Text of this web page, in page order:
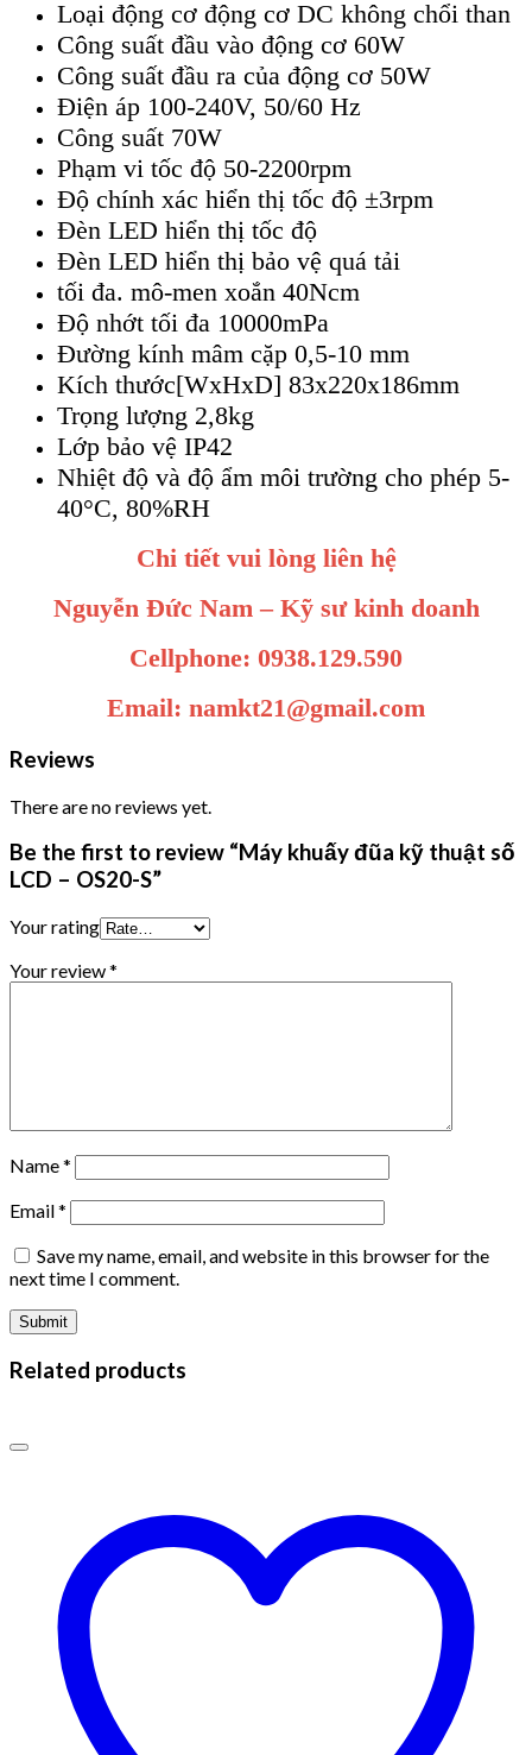
Loại động cơ động cơ DC không chổi than
Công suất đầu vào động cơ 60W
Công suất đầu ra của động cơ 50W
Điện áp 100-240V, 50/60 Hz
Công suất 70W
Phạm vi tốc độ 50-2200rpm
Độ chính xác hiển thị tốc độ ±3rpm
Đèn LED hiển thị tốc độ
Đèn LED hiển thị bảo vệ quá tải
tối đa. mô-men xoắn 40Ncm
Độ nhớt tối đa 10000mPa
Đường kính mâm cặp 0,5-10 mm
Kích thước[WxHxD] 83x220x186mm
Trọng lượng 2,8kg
Lớp bảo vệ IP42
Nhiệt độ và độ ẩm môi trường cho phép 5-
40°C, 80%RH
Chi tiết vui lòng liên hệ
Nguyễn Đức Nam – Kỹ sư kinh doanh
Cellphone: 0938.129.590
Email: namkt21@gmail.com
Reviews
There are no reviews yet.
Be the first to review “Máy khuấy đũa kỹ thuật số
LCD – OS20-S”
Your rating
Your review*
Name*
Email*
Save my name, email, and website in this browser for the
next time I comment.
Related products